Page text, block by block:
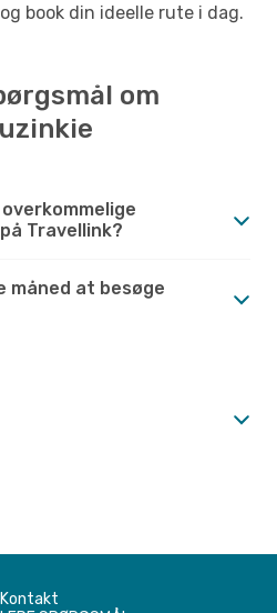
book din ideelle rute i dag.
om
Travellink?
måned at besøge
Kontakt